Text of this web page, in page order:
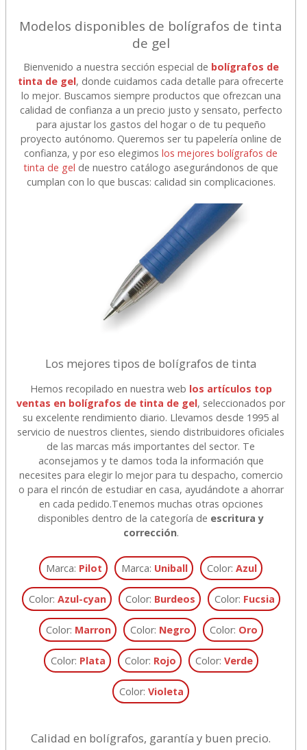
Modelos disponibles de bolígrafos de tinta
de gel
Bienvenido a nuestra sección especial de bolígrafos de
tinta de gel, donde cuidamos cada detalle para ofrecerte
lo mejor. Buscamos siempre productos que ofrezcan una
calidad de confianza a un precio justo y sensato, perfecto
para ajustar los gastos del hogar o de tu pequeño
proyecto autónomo. Queremos ser tu papelería online de
confianza, y por eso elegimoslos mejores bolígrafos de
tinta de gel de nuestro catálogo asegurándonos de que
cumplan con lo que buscas: calidad sin complicaciones.
Los mejores tipos de bolígrafos de tinta
Hemos recopilado en nuestra web los artículos top
ventas en bolígrafos de tinta de gel, seleccionados por
su excelente rendimiento diario. Llevamos desde 1995 al
servicio de nuestros clientes, siendo distribuidores oficiales
de las marcas más importantes del sector. Te
aconsejamos y te damos toda la información que
necesites para elegir lo mejor para tu despacho, comercio
o para el rincón de estudiar en casa, ayudándote a ahorrar
en cada pedido.Tenemos muchas otras opciones
disponibles dentro de la categoría de escritura y
corrección.
Marca: Pilot Marca: Uniball Color:Azul
Color: Azul-cyan Color: Burdeos Color: Fucsia
Color: Marron Color: Negro Color: Oro
Color: Plata Color: Rojo Color: Verde
Color:Violeta
Calidad en bolígrafos, garantía y buen precio.